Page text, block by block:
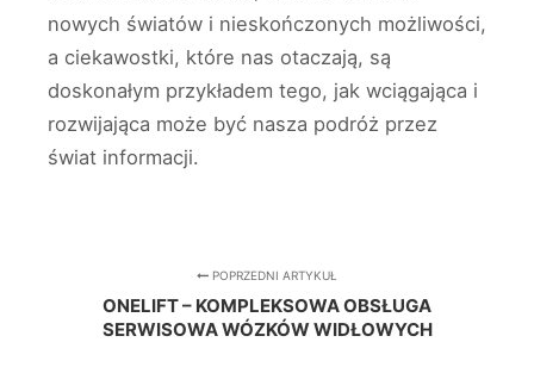
nowych światów i nieskończonych możliwości,
a ciekawostki, które nas otaczają, są
doskonałym przykładem tego, jak wciągająca i
rozwijająca może być nasza podróż przez
świat informacji.
POPRZEDNI ARTYKUŁ
ONELIFT – KOMPLEKSOWA OBSŁUGA
SERWISOWA WÓZKÓW WIDŁOWYCH